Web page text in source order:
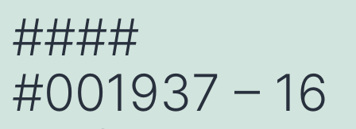
####
#001937 – 16